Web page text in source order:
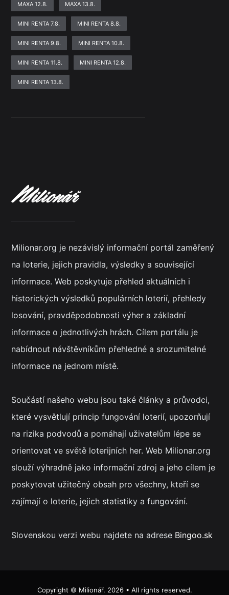
MAXA 12.8. MAXA 13.8.
MINI RENTA 7.8. MINI RENTA 8.8.
MINI RENTA 9.8. MINI RENTA 10.8.
MINI RENTA 11.8. MINI RENTA 12.8.
MINI RENTA 13.8.
Milionar.org je nezávislý informační portál zaměřený
na loterie, jejich pravidla, výsledky a související
informace. Web poskytuje přehled aktuálních i
historických výsledků populárních loterií, přehledy
losování, pravděpodobnosti výher a základní
informace o jednotlivých hrách. Cílem portálu je
nabídnout návštěvníkům přehledné a srozumitelné
informace na jednom místě.
Součástí našeho webu jsou také články a průvodci,
které vysvětlují princip fungování loterií, upozorňují
na rizika podvodů a pomáhají uživatelům lépe se
orientovat ve světě loterijních her. Web Milionar.org
slouží výhradně jako informační zdroj a jeho cílem je
poskytovat užitečný obsah pro všechny, kteří se
zajímají o loterie, jejich statistiky a fungování.
Slovenskou verzi webu najdete na adrese Bingoo.sk
Copyright © Milionář. 2026 • All rights reserved.